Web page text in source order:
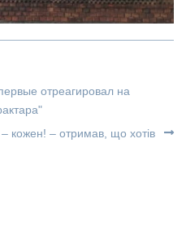
отреагировал на
кожен! – отримав, що хотів